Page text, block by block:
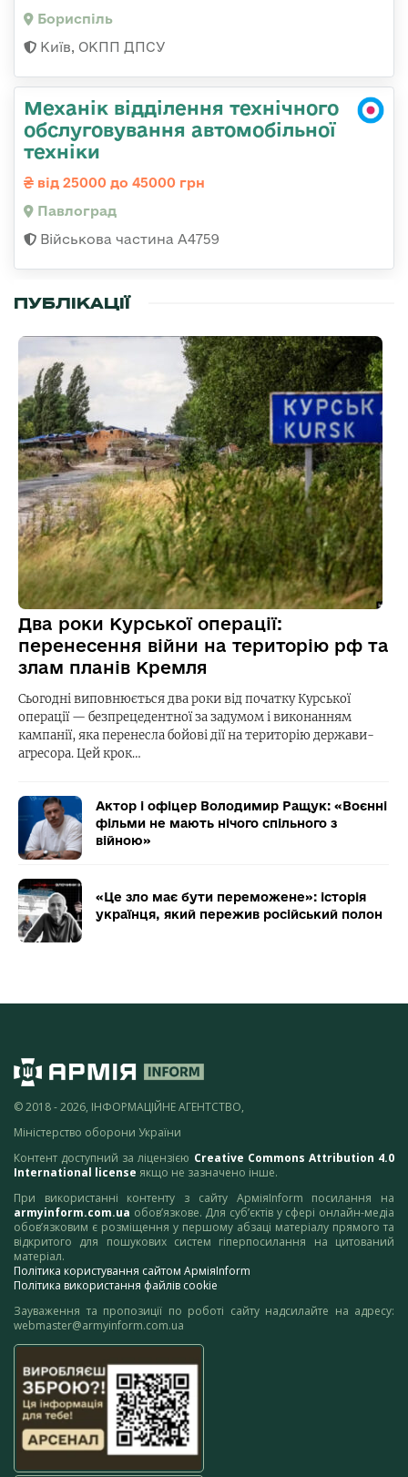
Бориспіль
Київ, ОКПП ДПСУ
Механік відділення технічного
обслуговування автомобільної
техніки
від 25000 до 45000 грн
Павлоград
Військова частина А4759
ПУБЛІКАЦІЇ
Два роки Курської операції:
перенесення війни на територію рф та
злам планів Кремля
Сьогодні виповнюється два роки від початку Курської
операції — безпрецедентної за задумом і виконанням
кампанії, яка перенесла бойові дії на територію держави-
агресора. Цей крок…
Актор і офіцер Володимир Ращук: «Воєнні
фільми не мають нічого спільного з
війною»
«Це зло має бути переможене»: історія
українця, який пережив російський полон
© 2018 - 2026, ІНФОРМАЦІЙНЕ АГЕНТСТВО,
Міністерство оборони України
Контент доступний за ліцензією Creative Commons Attribution 4.0
International license якщо не зазначено інше.
При використанні контенту з сайту АрміяInform посилання на
armyinform.com.ua обов’язкове. Для суб’єктів у сфері онлайн-медіа
обов’язковим є розміщення у першому абзаці матеріалу прямого та
відкритого для пошукових систем гіперпосилання на цитований
матеріал.
Політика користування сайтом АрміяInform
Політика використання файлів cookie
Зауваження та пропозиції по роботі сайту надсилайте на адресу:
webmaster@armyinform.com.ua